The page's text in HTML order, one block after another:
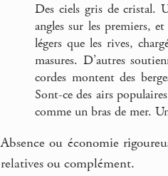
Des ciels gris de cristal.
angles sur les premiers,
légers que les rives,
masures. D’autres
cordes montent des
Sont-ce des airs
comme un bras de mer.
Absence ou économie
relatives ou complément.